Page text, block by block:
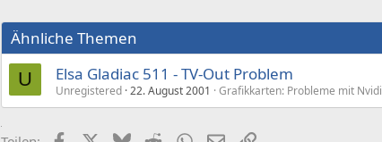
Ähnliche Themen
U Elsa Gladiac 511 - TV-Out Problem
Unregistered 22. August 2001 Grafikkarten: Probleme mit